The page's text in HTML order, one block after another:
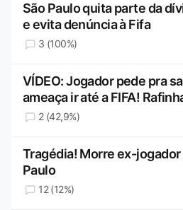
São Paulo quita parte da
e evita denúncia à Fifa
3 (100%)
VÍDEO: Jogador pede pra
ameaça ir até a FIFA!
2 (42,9%)
Tragédia! Morre ex-jogador
Paulo
12 (12%)